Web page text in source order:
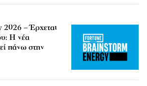
– Έρχεται
Η νέα
πάνω στην